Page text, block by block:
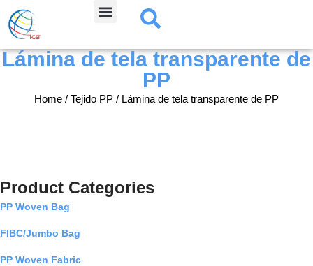
Skip
to
Lámina de tela transparente de
PP
Home / Tejido PP / Lámina de tela transparente de PP
Product Categories
PP Woven Bag
FIBC/Jumbo Bag
PP Woven Fabric